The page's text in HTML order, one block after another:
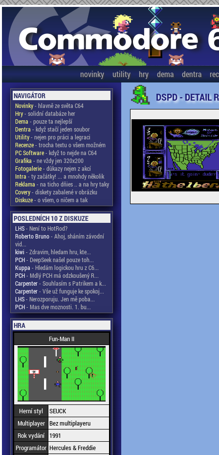
novinky utility hry dema dentra
NAVIGÁTOR
Novinky- hlavně ze světa C64
Hry- solidní databáze her
Dema - pouze ta nejlepší
Dentra - když stačí jeden soubor
Utility- nejen pro práci a legraci
Recenze- trocha textu o všem možném
PC Software- když to nejde na C64
Grafika - ne vždy jen 320x200
Fotogalerie- důkazy nejen z akcí
Intra - ty začátky! ... a mnohdy několik
Reklama - na ticho dňies .. a na hry taky
Covery- diskety zabalené v obrázku
Diskuze- o všem, o ničem a tak
POSLEDNÍCH 10 Z DISKUZE
LHS- Není to HotRod?
Roberto Bruno- Ahoj, sháním závodní
vid...
kiwi - Zdravim, hledam hru, kte...
PCH- DeepSeek našel pouze toh...
Kuppa - Hledám logickou hru z C6...
PCH- Mdlý PCH má odzkoušený R...
Carpenter- Souhlasím s Patrikem a k...
Carpenter- Vše už funguje ke spokoj...
LHS- Nerozporuju. Jen mě poba...
PCH- Mas dve moznosti. 1. bu...
HRA
Fun-Man II
Herní styl
SEUCK
Multiplayer Bez multiplayeru
Rok vydání
1991
Programátor Hercules & Freddie
DSPD - DETAIL